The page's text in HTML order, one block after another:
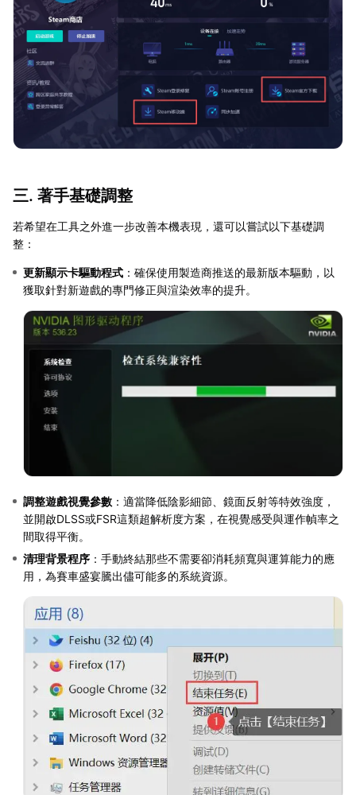
三. 著手基礎調整
若希望在工具之外進一步改善本機表現，還可以嘗試以下基礎調
整：
更新顯示卡驅動程式 ：確保使用製造商推送的最新版本驅動，以
獲取針對新遊戲的專門修正與渲染效率的提升。
調整遊戲視覺參數 ：適當降低陰影細節、鏡面反射等特效強度，
並開啟DLSS或FSR這類超解析度方案，在視覺感受與運作幀率之
間取得平衡。
清理背景程序 ：手動終結那些不需要卻消耗頻寬與運算能力的應
用，為賽車盛宴騰出儘可能多的系統資源。